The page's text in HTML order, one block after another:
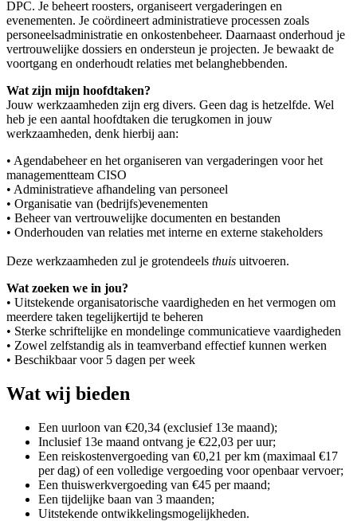
DPC. Je beheert roosters, organiseert vergaderingen en
evenementen. Je coördineert administratieve processen zoals
personeelsadministratie en onkostenbeheer. Daarnaast onderhoud je
vertrouwelijke dossiers en ondersteun je projecten. Je bewaakt de
voortgang en onderhoudt relaties met belanghebbenden.
Wat zijn mijn hoofdtaken?
Jouw werkzaamheden zijn erg divers. Geen dag is hetzelfde. Wel
heb je een aantal hoofdtaken die terugkomen in jouw
werkzaamheden, denk hierbij aan:
• Agendabeheer en het organiseren van vergaderingen voor het
managementteam CISO
• Administratieve afhandeling van personeel
• Organisatie van (bedrijfs)evenementen
• Beheer van vertrouwelijke documenten en bestanden
• Onderhouden van relaties met interne en externe stakeholders
Deze werkzaamheden zul je grotendeels thuis uitvoeren.
Wat zoeken we in jou?
• Uitstekende organisatorische vaardigheden en het vermogen om
meerdere taken tegelijkertijd te beheren
• Sterke schriftelijke en mondelinge communicatieve vaardigheden
• Zowel zelfstandig als in teamverband effectief kunnen werken
• Beschikbaar voor 5 dagen per week
Wat wij bieden
Een uurloon van €20,34 (exclusief 13e maand);
Inclusief 13e maand ontvang je €22,03 per uur;
Een reiskostenvergoeding van €0,21 per km (maximaal €17
per dag) of een volledige vergoeding voor openbaar vervoer;
Een thuiswerkvergoeding van €45 per maand;
Een tijdelijke baan van 3 maanden;
Uitstekende ontwikkelingsmogelijkheden.